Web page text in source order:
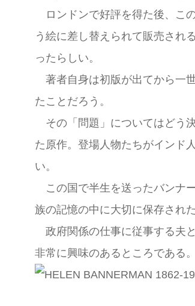
ロンドンで好評を得た後、こ
う絵に差し替えられて販売され
ったらしい。
著者自身は初版が出てから一
たことだろう。
その「問題」についてはどう
た原作。登場人物たちがインド
い。
この国で半生を送ったバンナ
族の記憶の中に大切に保存され
政府関係の仕事に従事する夫
非常に興味のあるところである